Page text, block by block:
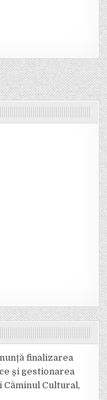
finalizarea
și gestionarea
Cultural,